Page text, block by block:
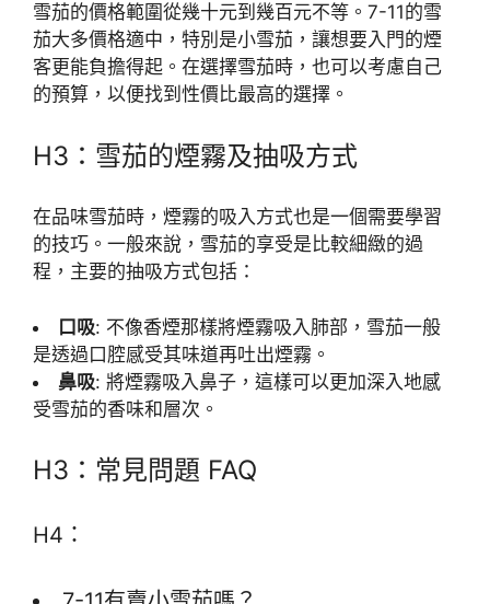
雪茄的價格範圍從幾十元到幾百元不等。7-11的雪
茄大多價格適中，特別是小雪茄，讓想要入門的煙
客更能負擔得起。在選擇雪茄時，也可以考慮自己
的預算，以便找到性價比最高的選擇。
H3：雪茄的煙霧及抽吸方式
在品味雪茄時，煙霧的吸入方式也是一個需要學習
的技巧。一般來說，雪茄的享受是比較細緻的過
程，主要的抽吸方式包括：
口吸: 不像香煙那樣將煙霧吸入肺部，雪茄一般
是透過口腔感受其味道再吐出煙霧。
鼻吸: 將煙霧吸入鼻子，這樣可以更加深入地感
受雪茄的香味和層次。
H3：常見問題 FAQ
H4：